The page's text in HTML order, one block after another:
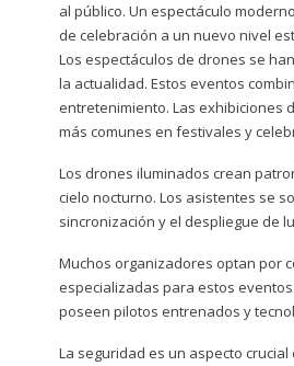
al público. Un espectáculo
de celebración a un nuevo nivel
Los espectáculos de drones se
la actualidad. Estos eventos
entretenimiento. Las exhibiciones
más comunes en festivales y
Los drones iluminados crean
cielo nocturno. Los asistentes se
sincronización y el despliegue de
Muchos organizadores optan por
especializadas para estos
poseen pilotos entrenados y
La seguridad es un aspecto